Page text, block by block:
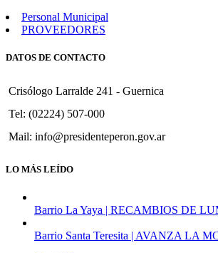
Personal Municipal
PROVEEDORES
DATOS DE CONTACTO
Crisólogo Larralde 241 - Guernica
Tel: (02224) 507-000
Mail: info@presidenteperon.gov.ar
LO MÁS LEÍDO
Barrio La Yaya | RECAMBIOS DE
Barrio Santa Teresita | AVANZA LA